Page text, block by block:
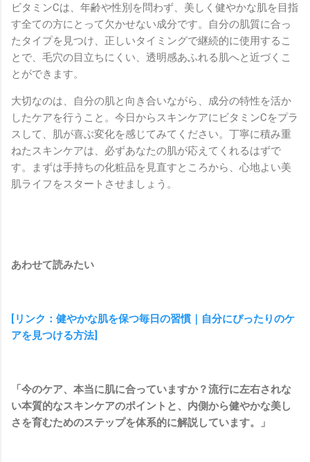
ビタミンCは、年齢や性別を問わず、美しく健やかな肌を目指
す全ての方にとって欠かせない成分です。自分の肌質に合っ
たタイプを見つけ、正しいタイミングで継続的に使用するこ
とで、毛穴の目立ちにくい、透明感あふれる肌へと近づくこ
とができます。
大切なのは、自分の肌と向き合いながら、成分の特性を活か
したケアを行うこと。今日からスキンケアにビタミンCをプラ
スして、肌が喜ぶ変化を感じてみてください。丁寧に積み重
ねたスキンケアは、必ずあなたの肌が応えてくれるはずで
す。まずは手持ちの化粧品を見直すところから、心地よい美
肌ライフをスタートさせましょう。
あわせて読みたい
[リンク：健やかな肌を保つ毎日の習慣｜自分にぴったりのケ
アを見つける方法]
「今のケア、本当に肌に合っていますか？流行に左右されな
い本質的なスキンケアのポイントと、内側から健やかな美し
さを育むためのステップを体系的に解説しています。」